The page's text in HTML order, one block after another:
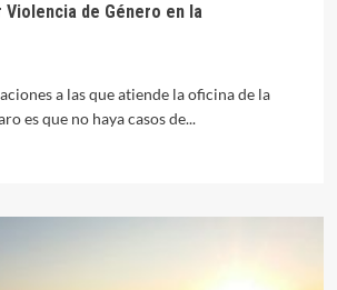
de Género en la
a las que atiende la oficina de la
es que no haya casos de...